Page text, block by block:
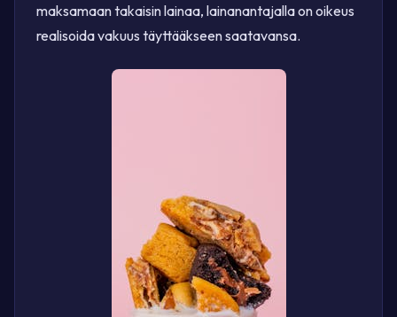
maksamaan takaisin lainaa, lainanantajalla on oikeus
realisoida vakuus täyttääkseen saatavansa.